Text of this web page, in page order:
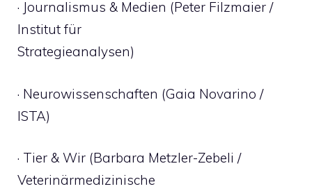
· Journalismus & Medien (Peter Filzmaier /
Institut für
Strategieanalysen)
· Neurowissenschaften (Gaia Novarino /
ISTA)
· Tier & Wir (Barbara Metzler-Zebeli /
Veterinärmedizinische